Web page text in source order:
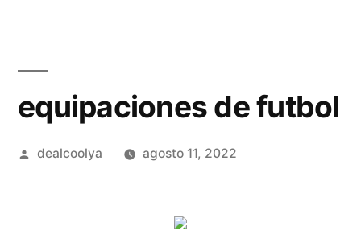
equipaciones de futbol
Publicado
dealcoolya agosto 11, 2022